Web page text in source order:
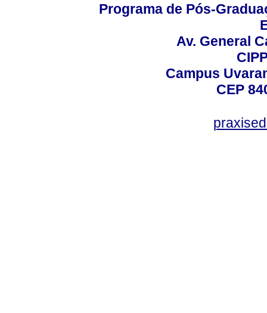
Programa de Pós-
Av. General
Campus
CEP